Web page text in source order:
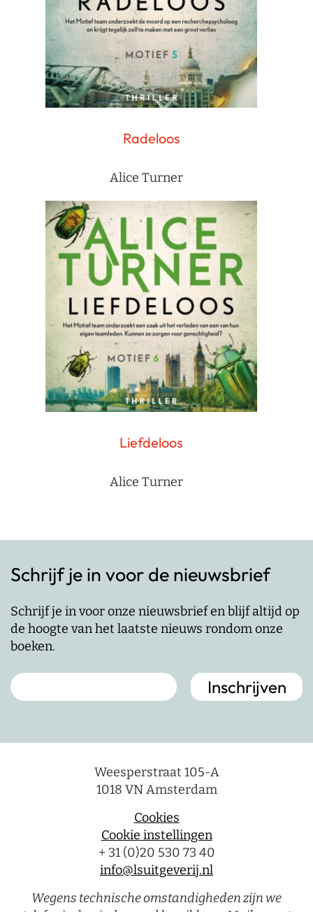
Radeloos
Alice Turner
Liefdeloos
Alice Turner
Schrijf je in voor de nieuwsbrief
Schrijf je in voor onze nieuwsbrief en blijf altijd op
de hoogte van het laatste nieuws rondom onze
boeken.
Weesperstraat 105-A
1018 VN Amsterdam
Cookies
Cookie instellingen
+ 31 (0)20 530 73 40
info@lsuitgeverij.nl
Wegens technische omstandigheden zijn we